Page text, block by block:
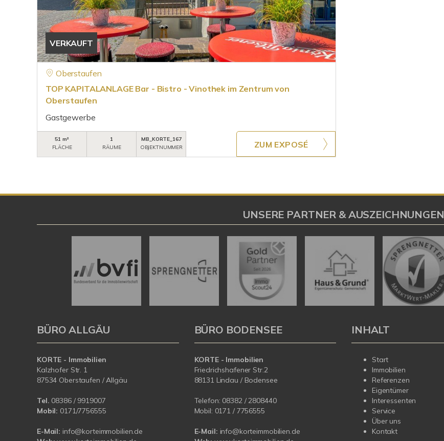
VERKAUFT
Oberstaufen
TOP KAPITALANLAGE Bar - Bistro - Vinothek im Zentrum von
Oberstaufen
Gastgewerbe
51 m²
FLÄCHE
1
RÄUME
MB_KORTE_167
OBJEKTNUMMER
ZUM EXPOSÉ
UNSERE PARTNER & AUSZEICHNUNGEN
BÜRO ALLGÄU
KORTE - Immobilien
Kalzhofer Str. 1
87534 Oberstaufen / Allgäu
Tel. 08386 / 9919007
Mobil: 0171/7756555
E-Mail: info@korteimmobilien.de
BÜRO BODENSEE
KORTE - Immobilien
Friedrichshafener Str.2
88131 Lindau / Bodensee
Telefon: 08382 / 2808440
Mobil: 0171 / 7756555
E-Mail: info@korteimmobilien.de
INHALT
Start
Immobilien
Referenzen
Eigentümer
Interessenten
Service
Über uns
Kontakt